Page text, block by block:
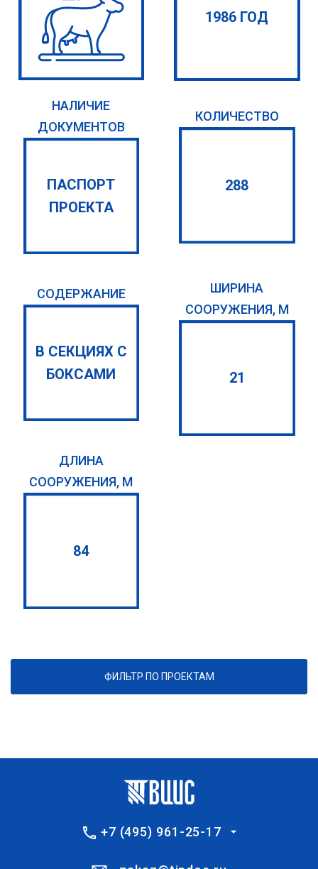
1986 ГОД
НАЛИЧИЕ
ДОКУМЕНТОВ
ПАСПОРТ
ПРОЕКТА
КОЛИЧЕСТВО
288
СОДЕРЖАНИЕ
В СЕКЦИЯХ С
БОКСАМИ
ШИРИНА
СООРУЖЕНИЯ, М
21
ДЛИНА
СООРУЖЕНИЯ, М
84
ФИЛЬТР ПО ПРОЕКТАМ
+7 (495) 961-25-17